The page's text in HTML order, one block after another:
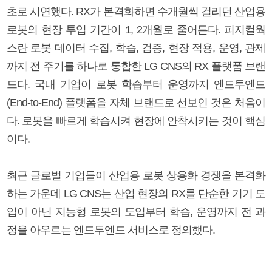
초로 시연했다. RX가 본격화하면 수개월씩 걸리던 산업용
로봇의 현장 투입 기간이 1, 2개월로 줄어든다. 피지컬웍
스란 로봇 데이터 수집, 학습, 검증, 현장 적용, 운영, 관제
까지 전 주기를 하나로 통합한 LG CNS의 RX 플랫폼 브랜
드다. 국내 기업이 로봇 학습부터 운영까지 엔드투엔드
(End-to-End) 플랫폼을 자체 브랜드로 선보인 것은 처음이
다. 로봇을 빠르게 학습시켜 현장에 안착시키는 것이 핵심
이다.
최근 글로벌 기업들이 산업용 로봇 상용화 경쟁을 본격화
하는 가운데 LG CNS는 산업 현장의 RX를 단순한 기기 도
입이 아닌 지능형 로봇의 도입부터 학습, 운영까지 전 과
정을 아우르는 엔드투엔드 서비스로 정의했다.